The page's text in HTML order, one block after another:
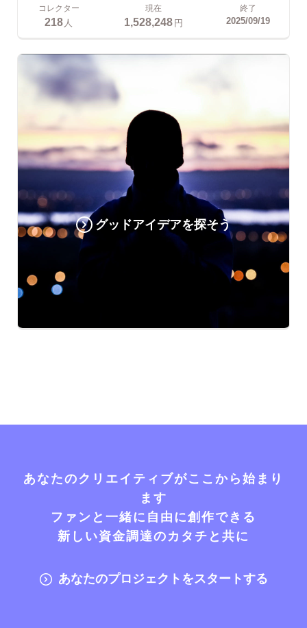
コレクター
218 人
現在
1,528,248円
終了
2025/09/19
グッドアイデアを探そう
あなたのクリエイティブがここから始まり
ます
ファンと一緒に自由に創作できる
新しい資金調達のカタチと共に
あなたのプロジェクトをスタートする